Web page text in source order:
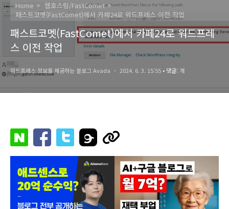
Home
웹호스팅/FastComet
패스트코멧(FastComet)에서 카페24로 워드프레스 이전 작업
패스트코멧(FastComet)에서 카페24로 워드프레
스 이전 작업
워드프레스 정보를 제공하는 블로그 Avada 2024. 6. 3. 15:55 • 댓글: 개